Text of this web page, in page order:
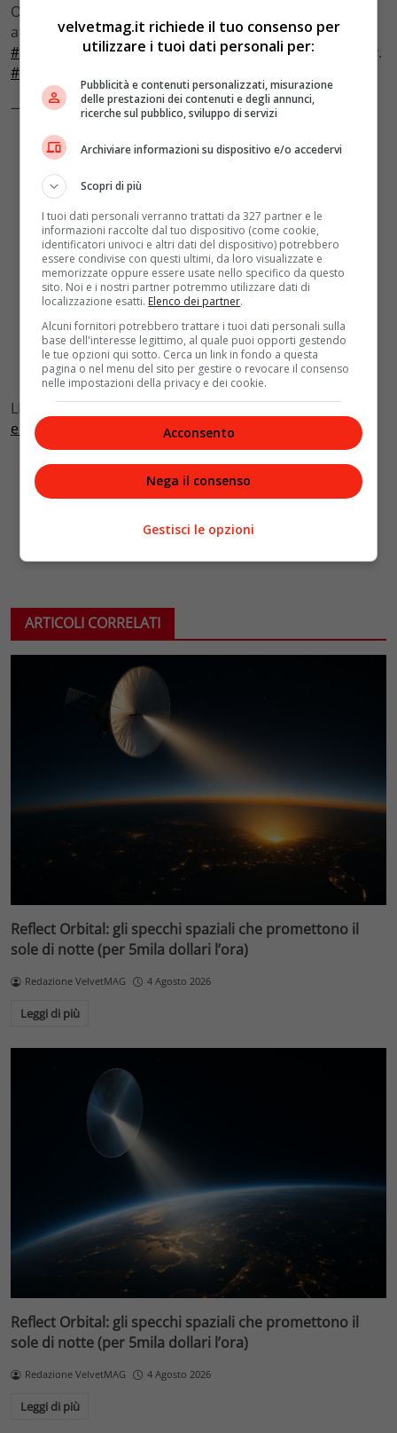
On Friday 25 March, during the Celebration of Penance
at 17.00 in Saint Peter’s Basilica, I will consecrate
#Russia
and#Ukraine to the Immaculate Heart of Mary.
#PrayTogether
— Pope Francis (@Pontifex)March 15, 2022
LEGGI ANCHE:Angelus 13 marzo, Papa Francesco
esorta: “In nome di Dio fermate questo massacro”
ARTICOLI CORRELATI
Reflect Orbital: gli specchi spaziali che promettono il
sole di notte (per 5mila dollari l’ora)
Redazione VelvetMAG 4 Agosto 2026
Leggi di più
Reflect Orbital: gli specchi spaziali che promettono il
sole di notte (per 5mila dollari l’ora)
Redazione VelvetMAG 4 Agosto 2026
Leggi di più
velvetmag.it richiede il tuo consenso per
utilizzare i tuoi dati personali per:
Pubblicità e contenuti personalizzati, misurazione
delle prestazioni dei contenuti e degli annunci,
ricerche sul pubblico, sviluppo di servizi
Archiviare informazioni su dispositivo e/o accedervi
Scopri di più
I tuoi dati personali verranno trattati da 327 partner e le
informazioni raccolte dal tuo dispositivo (come cookie,
identificatori univoci e altri dati del dispositivo) potrebbero
essere condivise con questi ultimi, da loro visualizzate e
memorizzate oppure essere usate nello specifico da questo
sito. Noi e i nostri partner potremmo utilizzare dati di
localizzazione esatti. Elenco dei partner.
Alcuni fornitori potrebbero trattare i tuoi dati personali sulla
base dell'interesse legittimo, al quale puoi opporti gestendo
le tue opzioni qui sotto. Cerca un link in fondo a questa
pagina o nel menu del sito per gestire o revocare il consenso
nelle impostazioni della privacy e dei cookie.
Acconsento
Nega il consenso
Gestisci le opzioni